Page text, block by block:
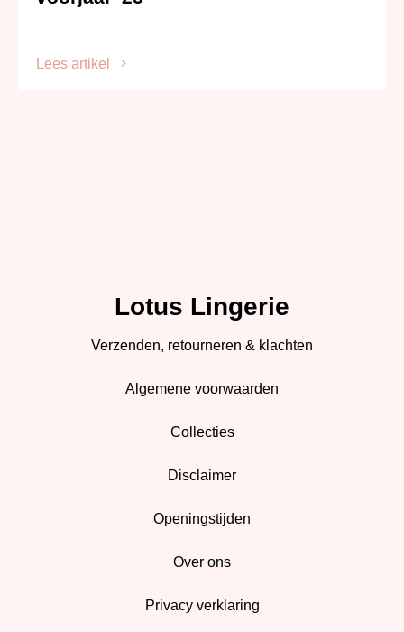
Lees artikel
Lotus Lingerie
Verzenden, retourneren & klachten
Algemene voorwaarden
Collecties
Disclaimer
Openingstijden
Over ons
Privacy verklaring